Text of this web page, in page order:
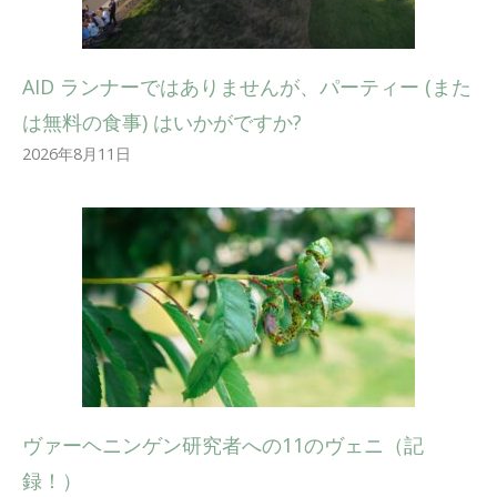
AID ランナーではありませんが、パーティー (また
は無料の食事) はいかがですか?
2026年8月11日
ヴァーヘニンゲン研究者への11のヴェニ（記
録！）